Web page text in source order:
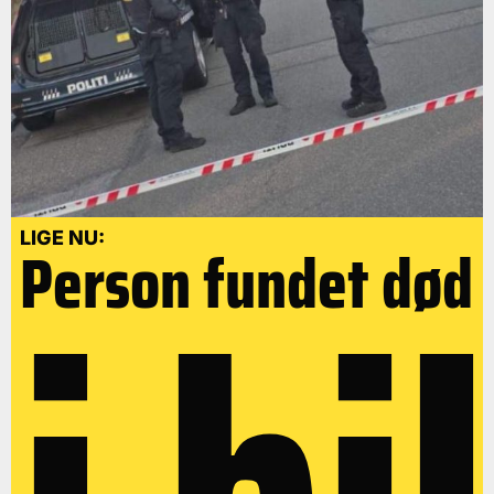
LIGE NU:
Person fundet død